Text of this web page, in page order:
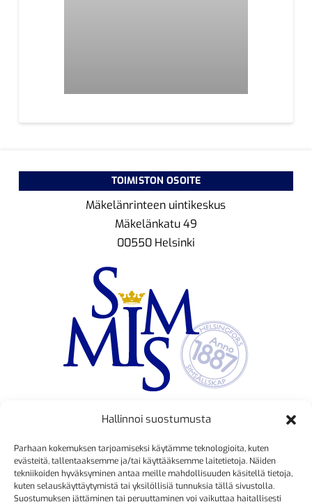
Hallinnoi suostumusta
Parhaan kokemuksen tarjoamiseksi käytämme teknologioita, kuten
evästeitä, tallentaaksemme ja/tai käyttääksemme laitetietoja. Näiden
tekniikoiden hyväksyminen antaa meille mahdollisuuden käsitellä tietoja,
kuten selauskäyttäytymistä tai yksilöllisiä tunnuksia tällä sivustolla.
Suostumuksen jättäminen tai peruuttaminen voi vaikuttaa haitallisesti
TOIMISTON OSOITE
Mäkelänrinteen uintikeskus
Mäkelänkatu 49
00550 Helsinki
Kristiina Mäkinen
040 725 3186
kristiina.makinen@simmis.fi